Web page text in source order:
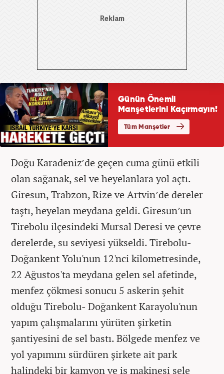
Doğu Karadeniz’de geçen cuma günü etkili
olan sağanak, sel ve heyelanlara yol açtı.
Giresun, Trabzon, Rize ve Artvin’de dereler
taştı, heyelan meydana geldi. Giresun’un
Tirebolu ilçesindeki Mursal Deresi ve çevre
derelerde, su seviyesi yükseldi. Tirebolu-
Doğankent Yolu'nun 12'nci kilometresinde,
22 Ağustos'ta meydana gelen sel afetinde,
menfez çökmesi sonucu 5 askerin şehit
olduğu Tirebolu- Doğankent Karayolu'nun
yapım çalışmalarını yürüten şirketin
şantiyesini de sel bastı. Bölgede menfez ve
yol yapımını sürdüren şirkete ait park
halindeki bir kamyon ve iş makinesi sele